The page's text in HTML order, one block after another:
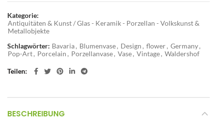
Kategorie:
Antiquitäten & Kunst / Glas - Keramik - Porzellan - Volkskunst &
Metallobjekte
Schlagwörter: Bavaria, Blumenvase, Design , flower, Germany,
Pop-Art, Porcelain , Porzellanvase, Vase, Vintage, Waldershof
Teilen
BESCHREIBUNG